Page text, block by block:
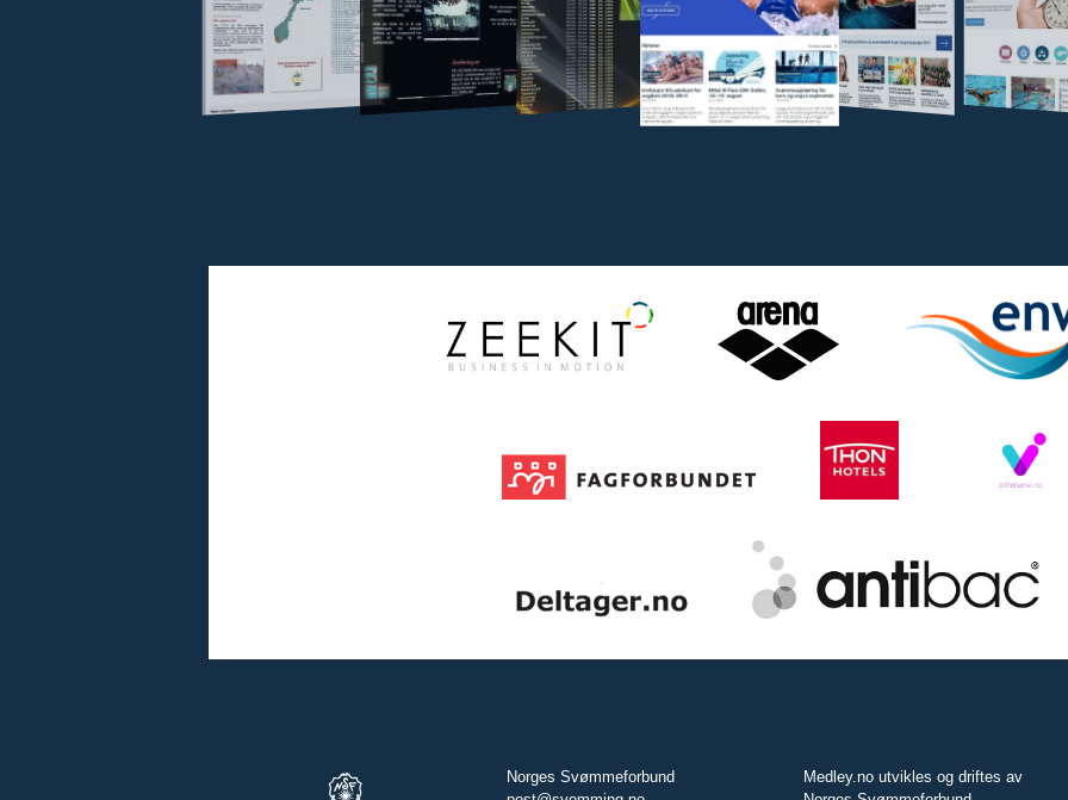
Norges Svømmeforbund
Medley.no utvikles og driftes av